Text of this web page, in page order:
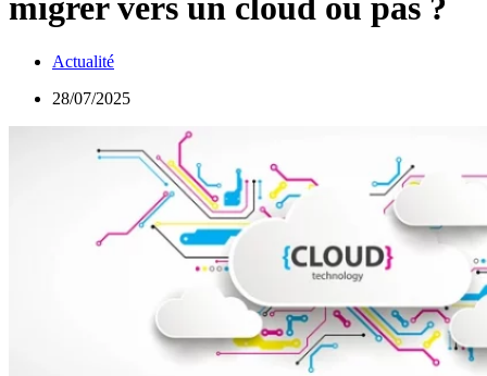
migrer vers un cloud ou pas ?
Actualité
28/07/2025